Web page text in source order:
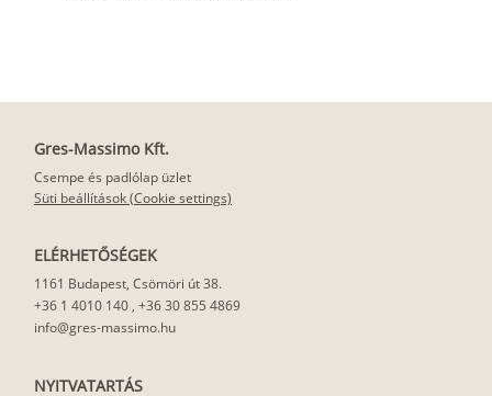
Gres-Massimo Kft.
Csempe és padlólap üzlet
Süti beállítások (Cookie settings)
ELÉRHETŐSÉGEK
1161 Budapest, Csömöri út 38.
+36 1 4010 140, +36 30 855 4869
info@gres-massimo.hu
NYITVATARTÁS